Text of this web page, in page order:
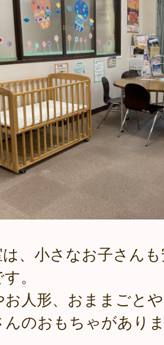
、小さなお子さん
。
人形、おままごと
んのおもちゃがあり